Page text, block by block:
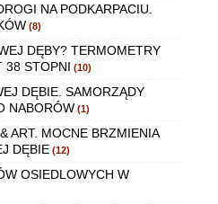
NA PODKARPACIU.
(8)
DĘBY? TERMOMETRY
38 STOPNI (10)
DĘBIE. SAMORZĄDY
NABORÓW (1)
ART. MOCNE BRZMIENIA
DĘBIE (12)
OSIEDLOWYCH W